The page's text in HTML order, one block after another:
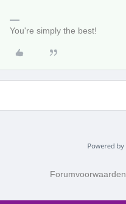
You're simply the best!
Forumvoorwaarden